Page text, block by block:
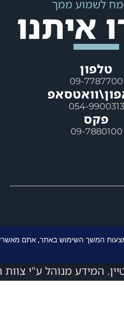
לשמוע ממך
איתנו
טלפון
09-7787700
054-9900313
פקס
09-7880100
המידע מנוהל ע"י
המשך השימוש באתר, אתם